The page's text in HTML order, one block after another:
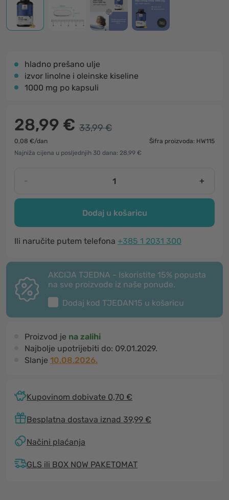
hladno prešano ulje
izvor linolne i oleinske kiseline
1000 mg po kapsuli
28,99 € 33,99 €
0,08 €/dan
Šifra proizvoda: HW115
Najniža cijena u posljednjih 30 dana: 28,99 €
- +
Dodaj u košaricu
Ili naručite putem telefona +385 1 2031 300
AKCIJA TJEDNA - Iskoristite 15% popusta
na sve proizvode iz naše ponude.
Dodaj kod TJEDAN15 u košaricu
Proizvod je na zalihi
Najbolje upotrijebiti do: 09.01.2029.
Slanje 10.08.2026.
Kupovinom dobivate 0,70 €
Besplatna dostava iznad 39,99 €
Načini plaćanja
GLS ili BOX NOW PAKETOMAT